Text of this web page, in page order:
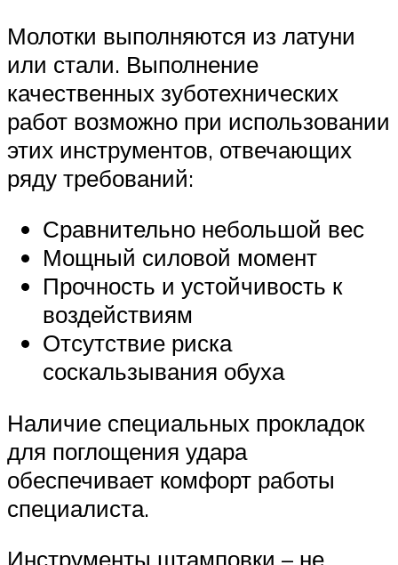
Молотки выполняются из латуни
или стали. Выполнение
качественных зуботехнических
работ возможно при использовании
этих инструментов, отвечающих
ряду требований:
Сравнительно небольшой вес
Мощный силовой момент
Прочность и устойчивость к
воздействиям
Отсутствие риска
соскальзывания обуха
Наличие специальных прокладок
для поглощения удара
обеспечивает комфорт работы
специалиста.
Инструменты штамповки – не